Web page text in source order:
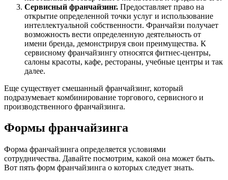
Сервисный франчайзинг. Предоставляет право на
открытие определенной точки услуг и использование
интеллектуальной собственности. Франчайзи получает
возможность вести определенную деятельность от
имени бренда, демонстрируя свои преимущества. К
сервисному франчайзингу относятся фитнес-центры,
салоны красоты, кафе, рестораны, учебные центры и так
далее.
Еще существует смешанный франчайзинг, который
подразумевает комбинирование торгового, сервисного и
производственного франчайзинга.
Формы франчайзинга
Форма франчайзинга определяется условиями
сотрудничества. Давайте посмотрим, какой она может быть.
Вот пять форм франчайзинга о которых следует знать.